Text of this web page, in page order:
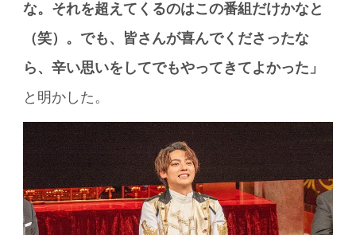
な。それを超えてくるのはこの番組だけかなと
（笑）。でも、皆さんが喜んでくださったな
ら、辛い思いをしてでもやってきてよかった」
と明かした。